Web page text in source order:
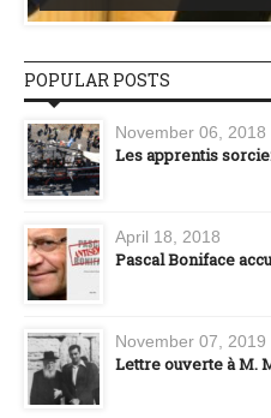
POPULAR POSTS
November 06, 2018
Les apprentis
April 18, 2018
Pascal Boniface
November 07, 2019
Lettre ouverte à M.